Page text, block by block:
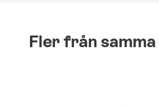
Fler från